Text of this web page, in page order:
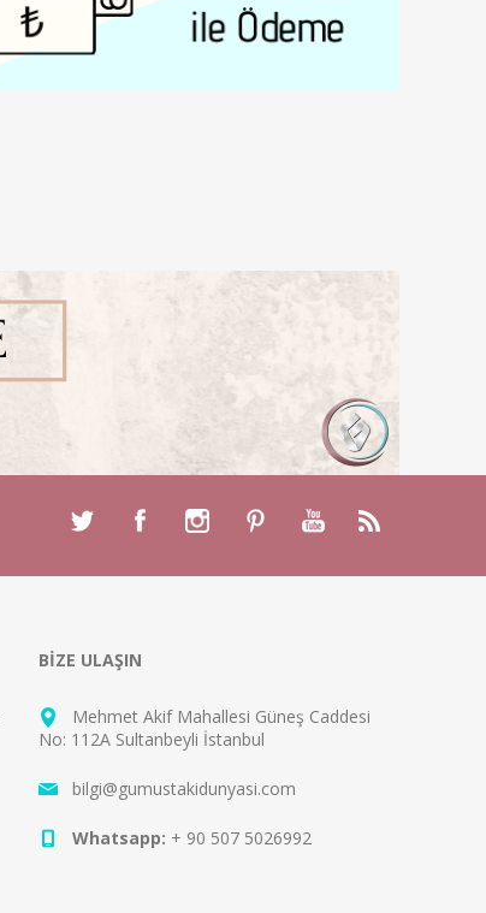
BİZE ULAŞIN
Mehmet Akif Mahallesi Güneş Caddesi
No: 112A Sultanbeyli İstanbul
bilgi@gumustakidunyasi.com
Whatsapp: + 90 507 5026992